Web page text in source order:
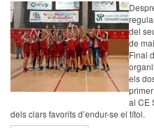
del
de
Final
els
al CE
dels clars favorits d’endur-se el títol.